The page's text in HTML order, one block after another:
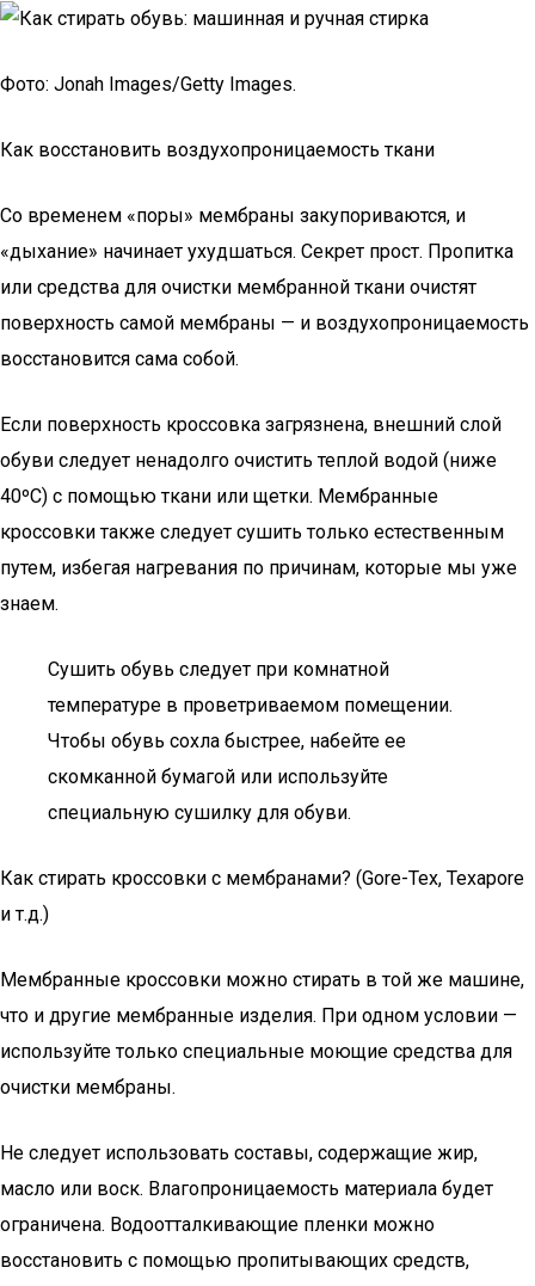
Фото: Jonah Images/Getty Images.
Как восстановить воздухопроницаемость ткани
Со временем «поры» мембраны закупориваются, и
«дыхание» начинает ухудшаться. Секрет прост. Пропитка
или средства для очистки мембранной ткани очистят
поверхность самой мембраны — и воздухопроницаемость
восстановится сама собой.
Если поверхность кроссовка загрязнена, внешний слой
обуви следует ненадолго очистить теплой водой (ниже
40ºC) с помощью ткани или щетки. Мембранные
кроссовки также следует сушить только естественным
путем, избегая нагревания по причинам, которые мы уже
знаем.
Сушить обувь следует при комнатной
температуре в проветриваемом помещении.
Чтобы обувь сохла быстрее, набейте ее
скомканной бумагой или используйте
специальную сушилку для обуви.
Как стирать кроссовки с мембранами? (Gore-Tex, Texapore
и т.д.)
Мембранные кроссовки можно стирать в той же машине,
что и другие мембранные изделия. При одном условии —
используйте только специальные моющие средства для
очистки мембраны.
Не следует использовать составы, содержащие жир,
масло или воск. Влагопроницаемость материала будет
ограничена. Водоотталкивающие пленки можно
восстановить с помощью пропитывающих средств,